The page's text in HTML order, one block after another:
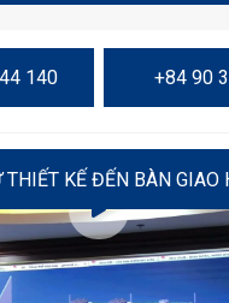
140 +84 90
VIDEO
TỨC MỚI NHẤT
viên KẾ TOÁN